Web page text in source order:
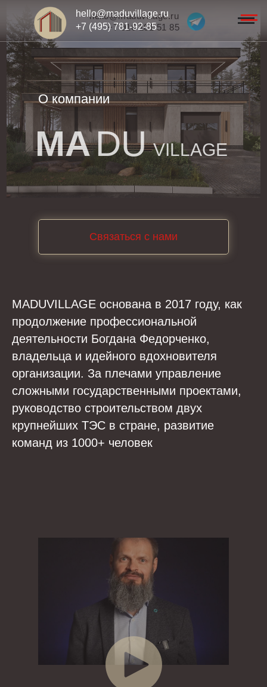
hello@maduvillage.ru
+7 916 101 51 85
hello@maduvillage.ru
+7 (495) 781-92-85
О компании
Связаться с нами
MA VILLAGE
DU
MADUVILLAGE основана в 2017 году, как
продолжение профессиональной
деятельности Богдана Федорченко,
владельца и идейного вдохновителя
организации. За плечами управление
сложными государственными проектами,
руководство строительством двух
крупнейших ТЭС в стране, развитие
команд из 1000+ человек